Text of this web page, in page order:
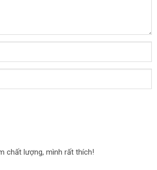
chất lượng, mình rất thích!